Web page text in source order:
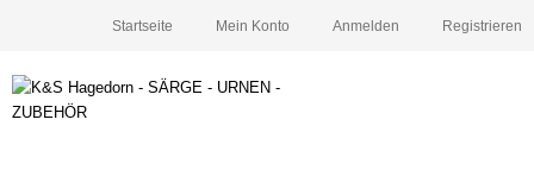
Registrieren
Anmelden
Mein Konto
Startseite